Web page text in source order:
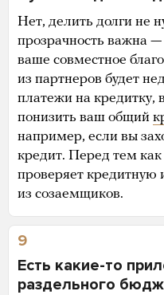
Нет, делить долги не
прозрачность важна —
ваше совместное
из партнеров будет
платежи на кредитку,
понизить ваш общий
например, если вы
кредит. Перед тем как
проверяет кредитную
из созаемщиков.
9
Есть какие-то
раздельного